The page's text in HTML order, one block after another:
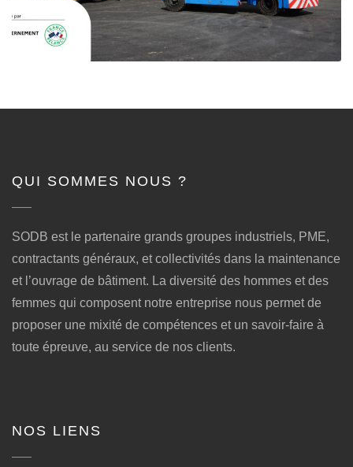
QUI SOMMES NOUS ?
SODB est le partenaire grands groupes industriels, PME,
contractants généraux, et collectivités dans la maintenance
et l’ouvrage de bâtiment. La diversité des hommes et des
femmes qui composent notre entreprise nous permet de
proposer une mixité de compétences et un savoir-faire à
toute épreuve, au service de nos clients.
NOS LIENS